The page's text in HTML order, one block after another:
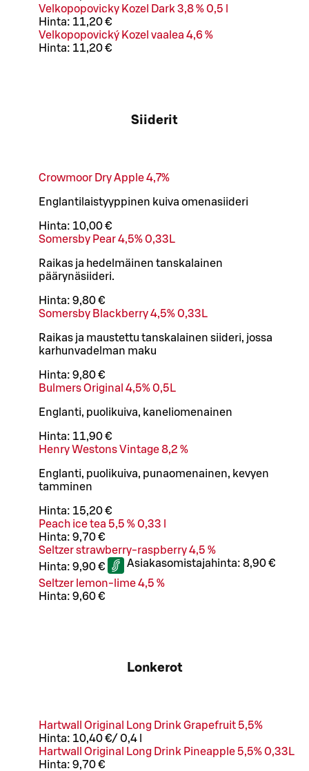
Velkopopovicky Kozel Dark 3,8 % 0,5 l
Hinta: 11,20 €
Velkopopovický Kozel vaalea 4,6 %
Hinta: 11,20 €
Siiderit
Crowmoor Dry Apple 4,7%
Englantilaistyyppinen kuiva omenasiideri
Hinta: 10,00 €
Somersby Pear 4,5% 0,33L
Raikas ja hedelmäinen tanskalainen
päärynäsiideri.
Hinta: 9,80 €
Somersby Blackberry 4,5% 0,33L
Raikas ja maustettu tanskalainen siideri, jossa
karhunvadelman maku
Hinta: 9,80 €
Bulmers Original 4,5% 0,5L
Englanti, puolikuiva, kaneliomenainen
Hinta: 11,90 €
Henry Westons Vintage 8,2 %
Englanti, puolikuiva, punaomenainen, kevyen
tamminen
Hinta: 15,20 €
Peach ice tea 5,5 % 0,33 l
Hinta: 9,70 €
Seltzer strawberry-raspberry 4,5 %
Hinta: 9,90 € Asiakasomistajahinta: 8,90 €
Seltzer lemon-lime 4,5 %
Hinta: 9,60 €
Lonkerot
Hartwall Original Long Drink Grapefruit 5,5%
Hinta: 10,40 €/ 0,4 l
Hartwall Original Long Drink Pineapple 5,5% 0,33L
Hinta: 9,70 €